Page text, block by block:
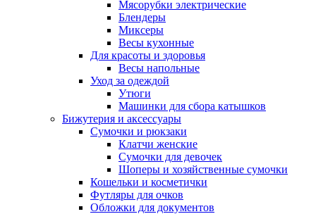
Мясорубки электрические
Блендеры
Миксеры
Весы кухонные
Для красоты и здоровья
Весы напольные
Уход за одеждой
Утюги
Машинки для сбора катышков
Бижутерия и аксессуары
Сумочки и рюкзаки
Клатчи женские
Сумочки для девочек
Шоперы и хозяйственные сумочки
Кошельки и косметички
Футляры для очков
Обложки для документов